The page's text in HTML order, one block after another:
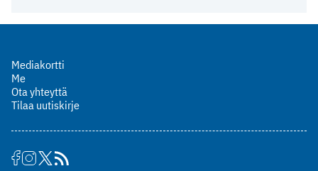
Mediakortti
Me
Ota yhteyttä
Tilaa uutiskirje